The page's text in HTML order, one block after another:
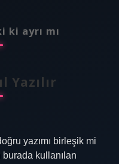
ki ayrı mı
Yazılır
yazımı birleşik mi
kullanılan